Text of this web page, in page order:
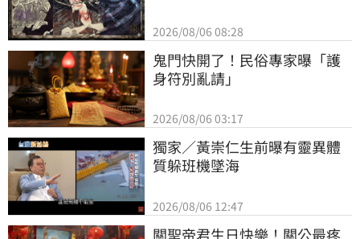
2026/08/06 08:28
鬼門快開了！民俗專家曝「護
身符別亂請」
2026/08/06 03:17
獨家／黃崇仁生前曝有靈異體
質躲班機墜海
2026/08/06 12:47
關聖帝君生日快樂！關公最疼